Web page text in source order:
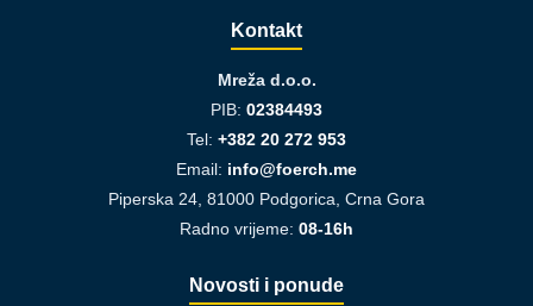
Kontakt
Mreža d.o.o.
PIB: 02384493
Tel: +382 20 272 953
Email: info@foerch.me
Piperska 24, 81000 Podgorica, Crna Gora
Radno vrijeme: 08-16h
Novosti i ponude